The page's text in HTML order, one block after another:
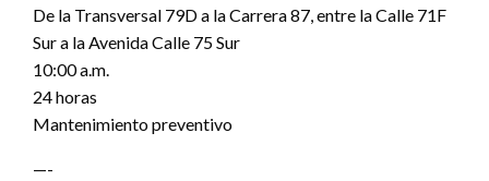
De la Transversal 79D a la Carrera 87, entre la Calle 71F
Sur a la Avenida Calle 75 Sur
10:00 a.m.
24 horas
Mantenimiento preventivo
—-